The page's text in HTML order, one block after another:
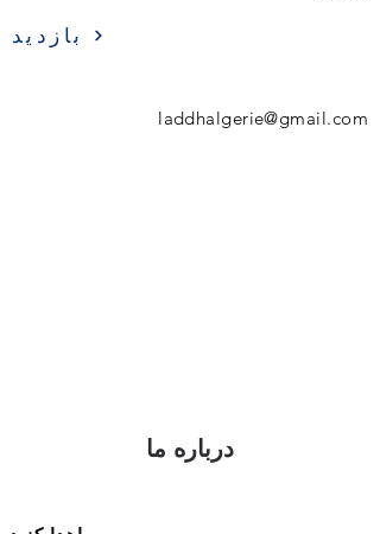
بازدید
laddhalgerie@gmail.com
درباره ما